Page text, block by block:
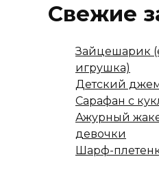
Свежие
Зайцешарик
игрушка)
Детский
Сарафан с
Ажурный
девочки
Шарф-